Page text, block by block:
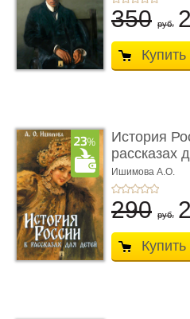
350 руб.
Купить
История
рассказах
Ишимова А.О.
290 руб.
Купить